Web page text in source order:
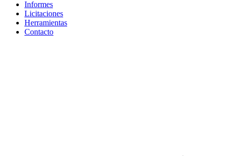
Informes
Licitaciones
Herramientas
Contacto